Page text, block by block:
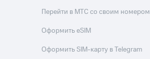
Перейти в МТС со своим номером
Оформить eSIM
Оформить SIM-карту в Telegram